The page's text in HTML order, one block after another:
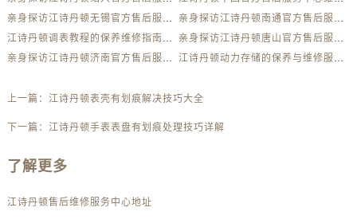
北京市东城区东长安街1号王府井东方广场W3座6层602室江诗丹顿售后服务中心（需提前预约）
内蒙古自治区阿拉善盟市左旗土尔扈特大街江诗丹顿售后服务中心（需提前预约）
亲身探访江诗丹顿无锡官方售后服务中心｜服务电话与网点地址（2026年7月最新）
亲身探访江诗丹顿南通官方售后服务中心｜详细地址及客服热线（2026年7月最新）
江诗丹顿调表教程的保养维修指南权威公示（2026年7月最新）
亲身探访江诗丹顿唐山官方售后服务中心｜网点地址及热线（2026年7月最新）
亲身探访江诗丹顿济南官方售后服务中心｜最新地址及服务热线（2026年7月最新）
江诗丹顿动力存储的保养与维修服务指南权威公示（2026年7月最新）
上一篇： 江诗丹顿表壳有划痕解决技巧大全
下一篇： 江诗丹顿手表表盘有划痕处理技巧详解
了解更多
江诗丹顿售后维修服务中心地址